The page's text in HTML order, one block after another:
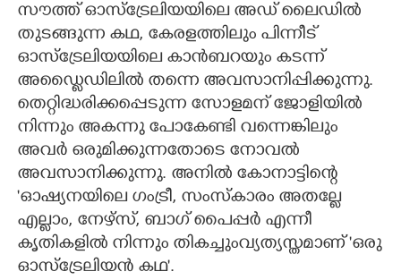
സൗത്ത് ഓസ്ട്രേലിയയിലെ അഡ് ലൈഡിൽ
തുടങ്ങുന്ന കഥ, കേരളത്തിലും പിന്നീട്
ഓസ്ട്രേലിയയിലെ കാൻബറയും കടന്ന്
അഡ്ലൈഡിലിൽ തന്നെ അവസാനിപ്പിക്കുന്നു.
തെറ്റിദ്ധരിക്കപ്പെടുന്ന സോളമന് ജോളിയിൽ
നിന്നും അകന്നു പോകേണ്ടി വന്നെങ്കിലും
അവർ ഒരുമിക്കുന്നതോടെ നോവൽ
അവസാനിക്കുന്നു. അനിൽ കോനാട്ടിന്റെ
'ഓഷ്യനയിലെ ഗംട്രീ, സംസ്കാരം അതല്ലേ
എല്ലാം, നേഴ്സ്, ബാഗ് പൈപ്പർ എന്നീ
കൃതികളിൽ നിന്നും തികച്ചുംവ്യത്യസ്തമാണ് 'ഒരു
ഓസ്ട്രേലിയൻ കഥ'.